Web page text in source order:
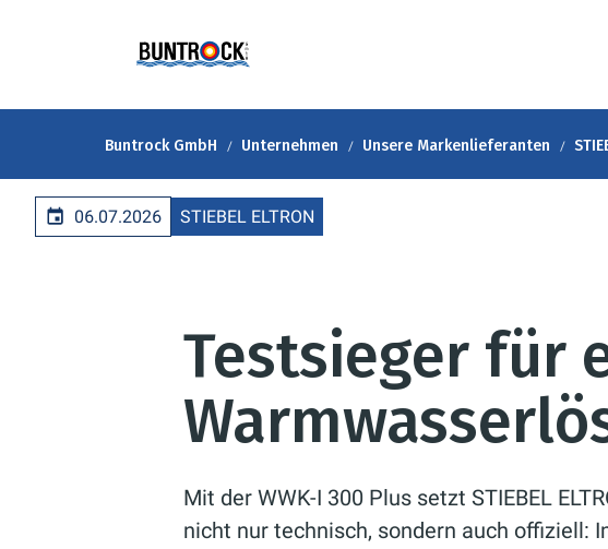
Buntrock GmbH Unternehmen Unsere Markenlieferanten
06.07.2026 STIEBEL ELTRON
Testsieger für
Mit der WWK-I 300 Plus setzt STIEBEL
nicht nur technisch, sondern auch offiziell: